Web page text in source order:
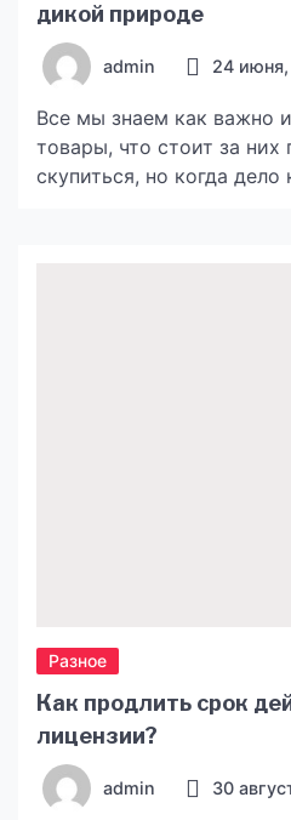
дикой природе
admin 24
Все мы знаем как важно
товары, что стоит за них
скупиться, но когда дело
Разное
Как продлить срок
лицензии?
admin 30